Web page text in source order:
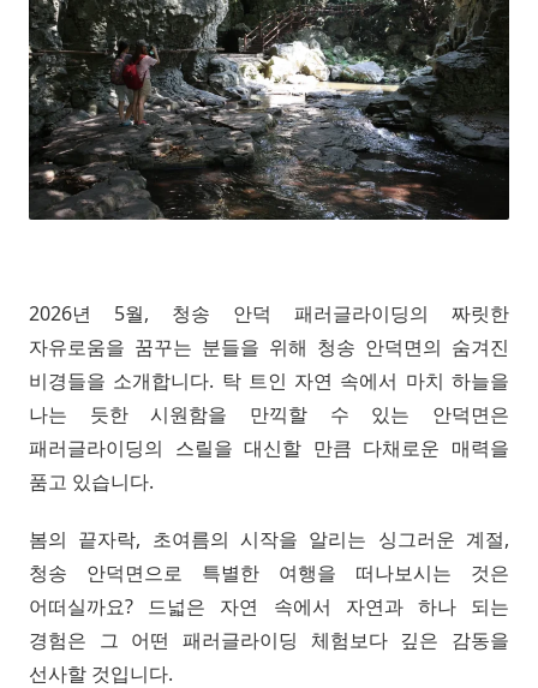
2026년 5월, 청송 안덕 패러글라이딩의 짜릿한
자유로움을 꿈꾸는 분들을 위해 청송 안덕면의 숨겨진
비경들을 소개합니다. 탁 트인 자연 속에서 마치 하늘을
나는 듯한 시원함을 만끽할 수 있는 안덕면은
패러글라이딩의 스릴을 대신할 만큼 다채로운 매력을
품고 있습니다.
봄의 끝자락, 초여름의 시작을 알리는 싱그러운 계절,
청송 안덕면으로 특별한 여행을 떠나보시는 것은
어떠실까요? 드넓은 자연 속에서 자연과 하나 되는
경험은 그 어떤 패러글라이딩 체험보다 깊은 감동을
선사할 것입니다.